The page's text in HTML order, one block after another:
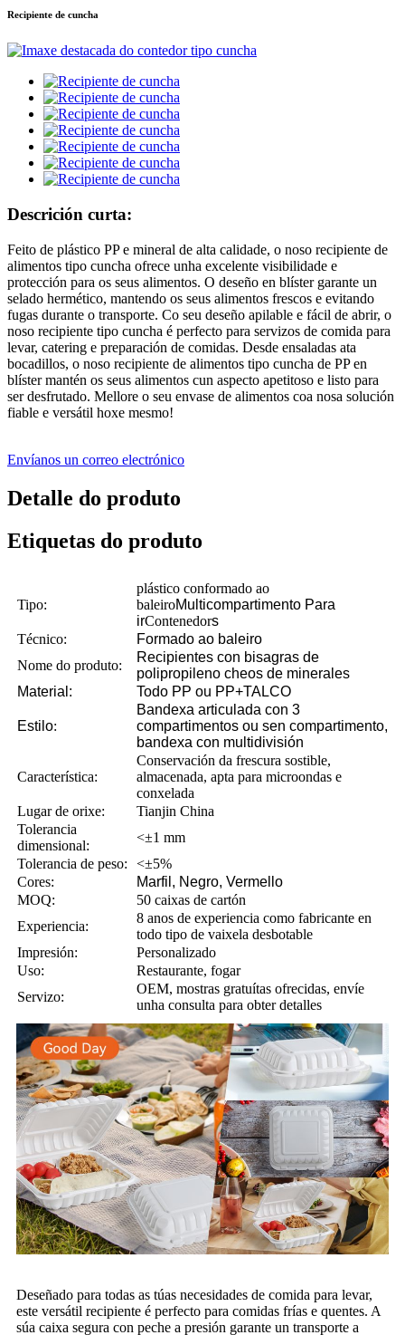
Recipiente de cuncha
Descrición curta:
Feito de plástico PP e mineral de alta calidade, o noso recipiente de
alimentos tipo cuncha ofrece unha excelente visibilidade e
protección para os seus alimentos. O deseño en blíster garante un
selado hermético, mantendo os seus alimentos frescos e evitando
fugas durante o transporte. Co seu deseño apilable e fácil de abrir, o
noso recipiente tipo cuncha é perfecto para servizos de comida para
levar, catering e preparación de comidas. Desde ensaladas ata
bocadillos, o noso recipiente de alimentos tipo cuncha de PP en
blíster mantén os seus alimentos cun aspecto apetitoso e listo para
ser desfrutado. Mellore o seu envase de alimentos coa nosa solución
fiable e versátil hoxe mesmo!
Envíanos un correo electrónico
Detalle do produto
Etiquetas do produto
Tipo:
plástico conformado ao
baleiroMulticompartimento Para
irContenedors
Técnico:
Formado ao baleiro
Nome do produto:
Recipientes con bisagras de
polipropileno cheos de minerales
Material:
Todo PP ou PP+TALCO
Estilo:
Bandexa articulada con 3
compartimentos ou sen compartimento,
bandexa con multidivisión
Característica:
Conservación da frescura sostible,
almacenada, apta para microondas e
conxelada
Lugar de orixe:
Tianjin China
Tolerancia
dimensional:
<±1 mm
Tolerancia de peso:
<±5%
Cores:
Marfil, Negro, Vermello
MOQ:
50 caixas de cartón
Experiencia:
8 anos de experiencia como fabricante en
todo tipo de vaixela desbotable
Impresión:
Personalizado
Uso:
Restaurante, fogar
Servizo:
OEM, mostras gratuítas ofrecidas, envíe
unha consulta para obter detalles
Deseñado para todas as túas necesidades de comida para levar,
este versátil recipiente é perfecto para comidas frías e quentes. A
súa caixa segura con peche a presión garante un transporte a